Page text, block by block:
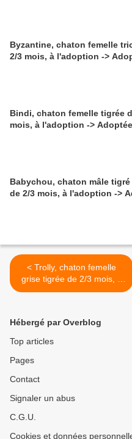
Byzantine, chaton femelle
2/3 mois, à l'adoption ->
Bindi, chaton femelle tigrée
mois, à l'adoption -> Adoptée
Babychou, chaton mâle
de 2/3 mois, à l'adoption ->
< Trolly, chaton femelle
grise tigrée de 2/3 mois, à
l'adoption -> adoptée
Hébergé par Overblog
Top articles
Pages
Contact
Signaler un abus
C.G.U.
Cookies et données